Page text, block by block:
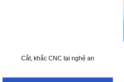
Cắt, khắc CNC tại nghệ an